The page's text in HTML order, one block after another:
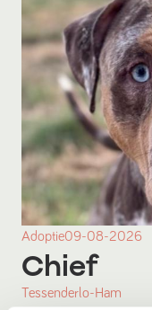
Adoptie09-08-2026
Chief
Tessenderlo-Ham